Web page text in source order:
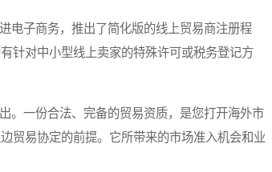
子商务，推出了简化版的线上贸易商注册程
针对中小型线上卖家的特殊许可或税务登记方
一份合法、完备的贸易资质，是您打开海外市
贸易协定的前提。它所带来的市场准入机会和业